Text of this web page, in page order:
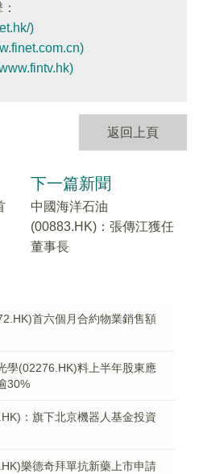
)
返回上頁
下一篇新聞
中國海洋石油
(00883.HK)：張傳江獲任
董事長
首六個月合約物業銷售額
學(02276.HK)料上半年股東應
30%
：旗下北京機器人基金投資
樂德奇拜單抗新藥上市申請